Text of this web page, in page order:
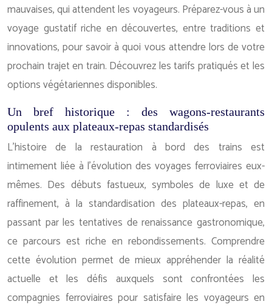
mauvaises, qui attendent les voyageurs. Préparez-vous à un
voyage gustatif riche en découvertes, entre traditions et
innovations, pour savoir à quoi vous attendre lors de votre
prochain trajet en train. Découvrez les tarifs pratiqués et les
options végétariennes disponibles.
Un bref historique : des wagons-restaurants
opulents aux plateaux-repas standardisés
L’histoire de la restauration à bord des trains est
intimement liée à l’évolution des voyages ferroviaires eux-
mêmes. Des débuts fastueux, symboles de luxe et de
raffinement, à la standardisation des plateaux-repas, en
passant par les tentatives de renaissance gastronomique,
ce parcours est riche en rebondissements. Comprendre
cette évolution permet de mieux appréhender la réalité
actuelle et les défis auxquels sont confrontées les
compagnies ferroviaires pour satisfaire les voyageurs en